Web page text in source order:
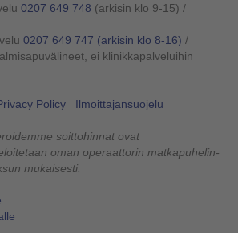
0207 649 748 (arkisin klo 9-15) /
0207 649 747 (arkisin klo 8-16) /
ei klinikkapalveluihin
Policy Ilmoittajansuojelu
soittohinnat ovat
oman operaattorin matkapuhelin-
mukaisesti.